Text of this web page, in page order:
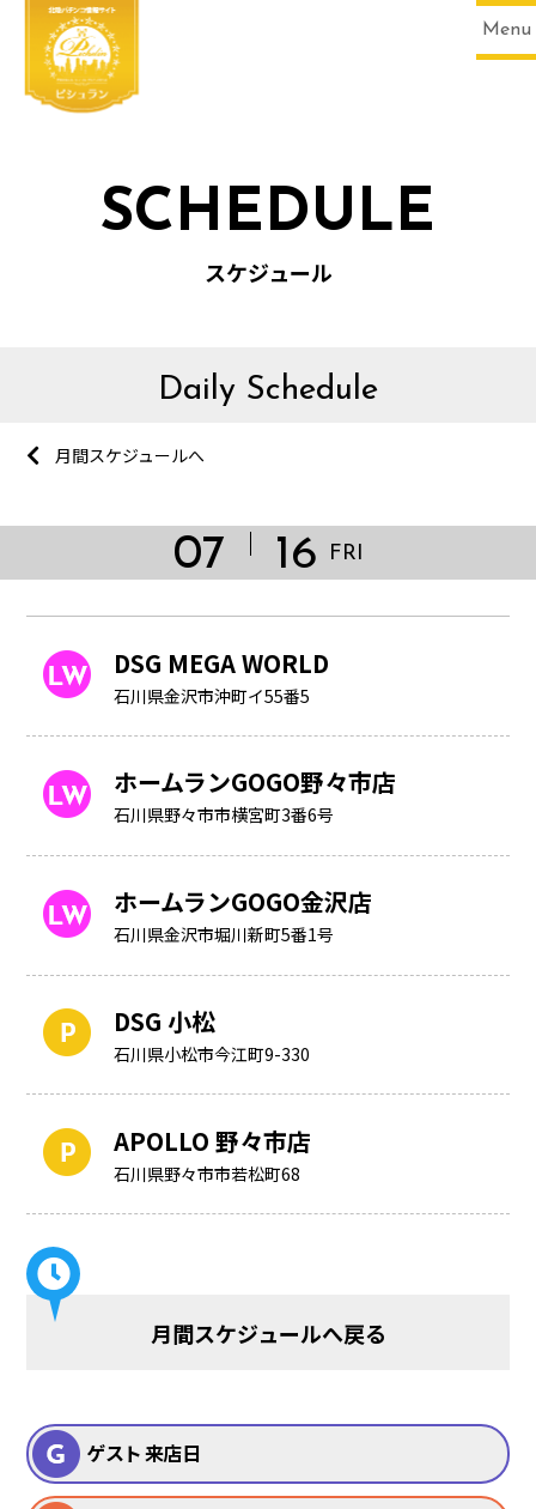
Menu
HOME
SCHEDULE
スケジュール
Daily Schedule
月間スケジュールへ
07 16 FRI
DSG MEGA WORLD
石川県金沢市沖町イ55番5
ホームランGOGO野々市店
石川県野々市市横宮町3番6号
ホームランGOGO金沢店
石川県金沢市堀川新町5番1号
DSG 小松
石川県小松市今江町9-330
APOLLO 野々市店
石川県野々市市若松町68
月間スケジュールへ戻る
ゲスト 来店日